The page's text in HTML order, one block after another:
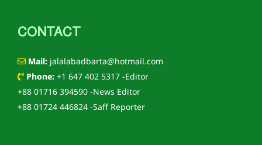
CONTACT
Mail: jalalabadbarta@hotmail.com
Phone: +1 647 402 5317 -Editor
+88 01716 394590 -News Editor
+88 01724 446824 -Saff Reporter